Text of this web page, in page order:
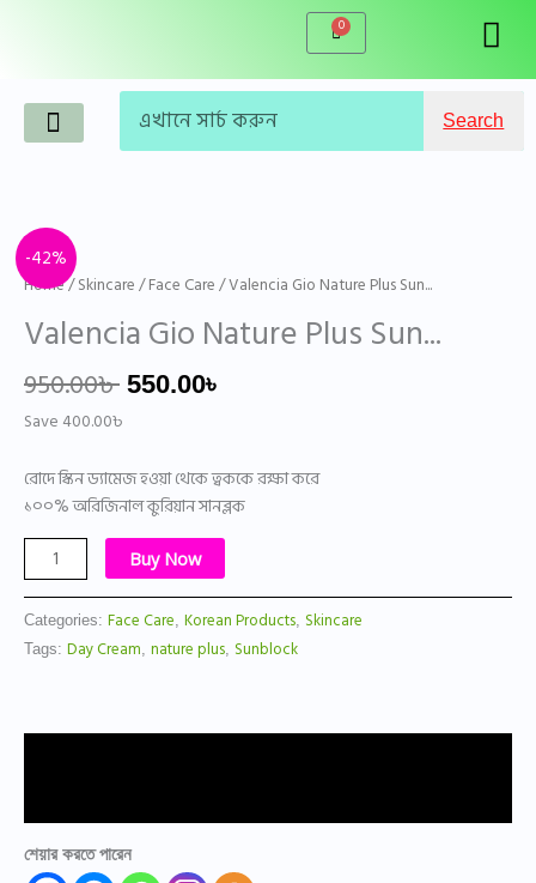
0
Cart
Search
-42%
Home/Skincare/Face Care/ Valencia Gio Nature Plus Sun...
Valencia Gio Nature Plus Sun...
950.00৳
price
950.00৳ .
550.00৳
price
550.00৳ .
Save 400.00৳
রোদে স্কিন ড্যামেজ হওয়া থেকে ত্বককে রক্ষা করে
১০০% অরিজিনাল কুরিয়ান সানব্লক
Valencia
Gio
Plus
Block
SPF
quantity
Buy Now
Categories: Face Care Korean Products Skincare
Tags: Day Cream nature plus Sunblock
শেয়ার করতে পারেন